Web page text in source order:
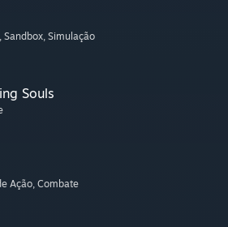
, Sandbox, Simulação
Souls
Ação, Combate